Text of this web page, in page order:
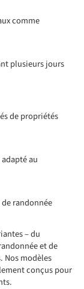
comme
plusieurs jours
de propriétés
au
randonnée
– du
et de
Nos modèles
conçus pour